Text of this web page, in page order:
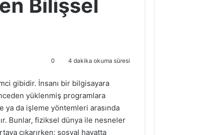
Bilişsel
0 4 dakika okuma süresi
gibidir. İnsanı bir bilgisayara
yüklenmiş programlara
da işleme yöntemleri arasında
Bunlar, fiziksel dünya ile nesneler
çıkarırken; sosyal hayatta